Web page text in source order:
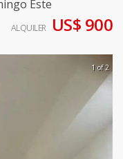
Este
ALQUILER US$ 900
1 of 2